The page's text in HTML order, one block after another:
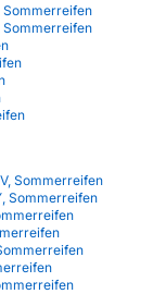
Sommerreifen
Sommerreifen
Sommerreifen
Sommerreifen